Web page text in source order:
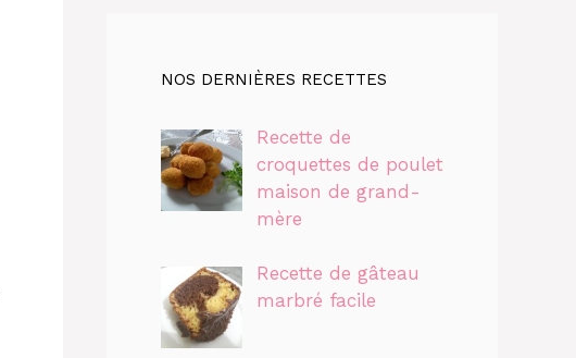
NOS DERNIÈRES RECETTES
Recette de
croquettes de poulet
maison de grand-
mère
Recette de gâteau
marbré facile